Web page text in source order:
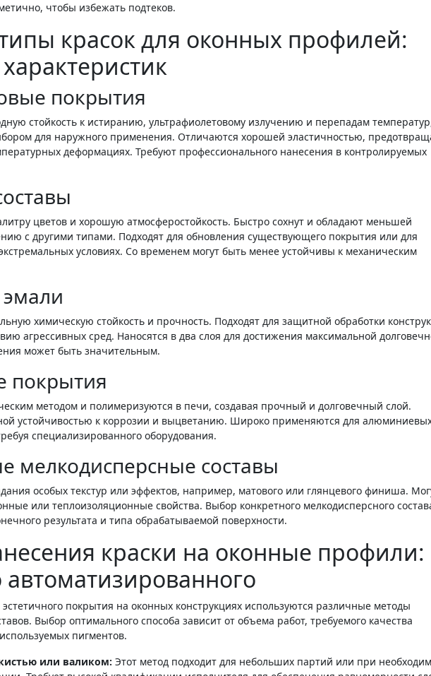
чтобы избежать подтеков.
красок для оконных профилей:
покрытия
стойкость к истиранию, ультрафиолетовому излучению и перепадам
для наружного применения. Отличаются хорошей эластичностью,
деформациях. Требуют профессионального нанесения в контролируемых
цветов и хорошую атмосферостойкость. Быстро сохнут и обладают меньшей
с другими типами. Подходят для обновления существующего покрытия или для
условиях. Со временем могут быть менее устойчивы к механическим
химическую стойкость и прочность. Подходят для защитной обработки
агрессивных сред. Наносятся в два слоя для достижения максимальной
может быть значительным.
покрытия
методом и полимеризуются в печи, создавая прочный и долговечный слой.
устойчивостью к коррозии и выцветанию. Широко применяются для
специализированного оборудования.
мелкодисперсные составы
особых текстур или эффектов, например, матового или глянцевого финиша.
или теплоизоляционные свойства. Выбор конкретного мелкодисперсного
результата и типа обрабатываемой поверхности.
краски на оконные профили:
автоматизированного
эстетичного покрытия на оконных конструкциях используются различные методы
Выбор оптимального способа зависит от объема работ, требуемого качества
пигментов.
кистью или валиком: Этот метод подходит для небольших партий или при